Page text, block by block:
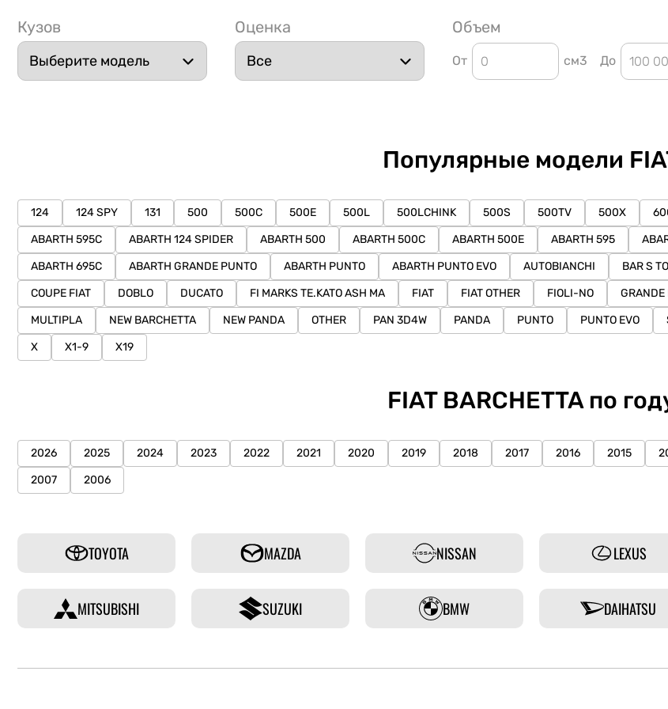
Кузов Оценка Объем
От см3 До
Популярные модели
124 124 SPY 131 500 500C 500E 500L 500LCHINK 500S 500TV 500X
ABARTH 595C
ABARTH 124 SPIDER ABARTH 500 ABARTH 500C ABARTH 500E ABARTH 595
ABARTH 695C
ABARTH GRANDE PUNTO ABARTH PUNTO ABARTH PUNTO EVO AUTOBIANCHI BAR S
COUPE FIAT
DOBLO DUCATO FI MARKS TE.KATO ASH MA FIAT FIAT OTHER FIOLI-NO GRANDE
MULTIPLA
NEW BARCHETTA NEW PANDA OTHER PAN 3D4W PANDA PUNTO PUNTO EVO
X
X1-9 X19
FIAT BARCHETTA по
2026 2025 2024 2023 2022 2021 2020 2019 2018 2017 2016 2015
2007
2006
TOYOTA MAZDA NISSAN LEXUS
MITSUBISHI SUZUKI BMW DAIHATSU